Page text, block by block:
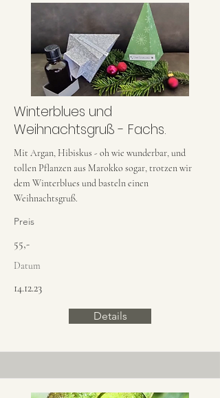
Winterblues und
Weihnachtsgruß - Fachs.
Mit Argan, Hibiskus - oh wie wunderbar, und
tollen Pflanzen aus Marokko sogar, trotzen wir
dem Winterblues und basteln einen
Weihnachtsgruß.
Preis
55,-
Datum
14.12.23
Details